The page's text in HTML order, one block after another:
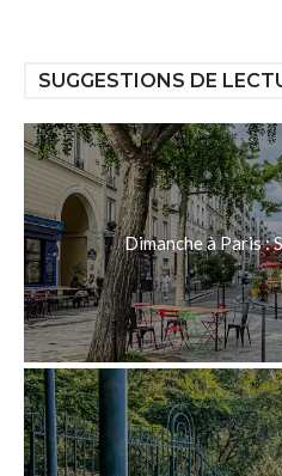
SUGGESTIONS DE
Dimanche à Paris :